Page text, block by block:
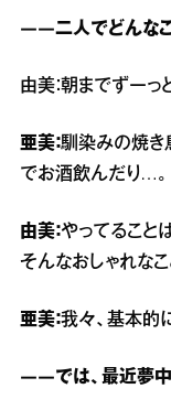
――二人でどんなこ
由美：朝までずー
亜美：馴染みの焼き
でお酒飲んだり…。
由美：やってること
そんなおしゃれなこ
亜美：我々、基本的
――では、最近夢中